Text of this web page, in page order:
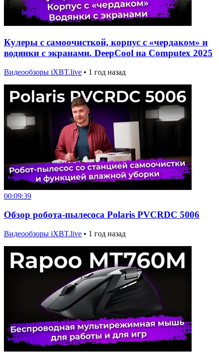
Кулеры с самоочисткой, корпус с «чердаком» и
водянки с экранами. DeepCool на Computex 2025
Видеообзоры iXBT.live • 1 год назад
00:09:39
Обзор робота-пылесоса Polaris PVCRDC 5006
Видеообзоры iXBT.live • 1 год назад